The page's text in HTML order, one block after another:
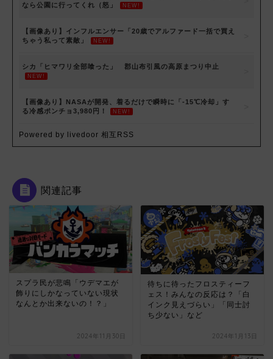
なら公園に行ってくれ（怒」
NEW!
【画像あり】インフルエンサー「20歳でアルファード一括で買え
ちゃう私って素敵」
NEW!
シカ「ヒマワリ全部喰った」 郡山布引風の高原まつり中止
NEW!
【画像あり】NASAが開発、着るだけで瞬時に「-15℃冷却」す
る冷感ポンチョ3,980円！
NEW!
Powered by livedoor 相互RSS
関連記事
スプラ民が悲鳴「ウデマエが
飾りにしかなっていない現状
なんとか出来ないの！？」
2024年11月30日
待ちに待ったフロスティーフ
ェス！みんなの反応は？「白
インク見えづらい」「同士討
ち少ない」など
2024年1月13日